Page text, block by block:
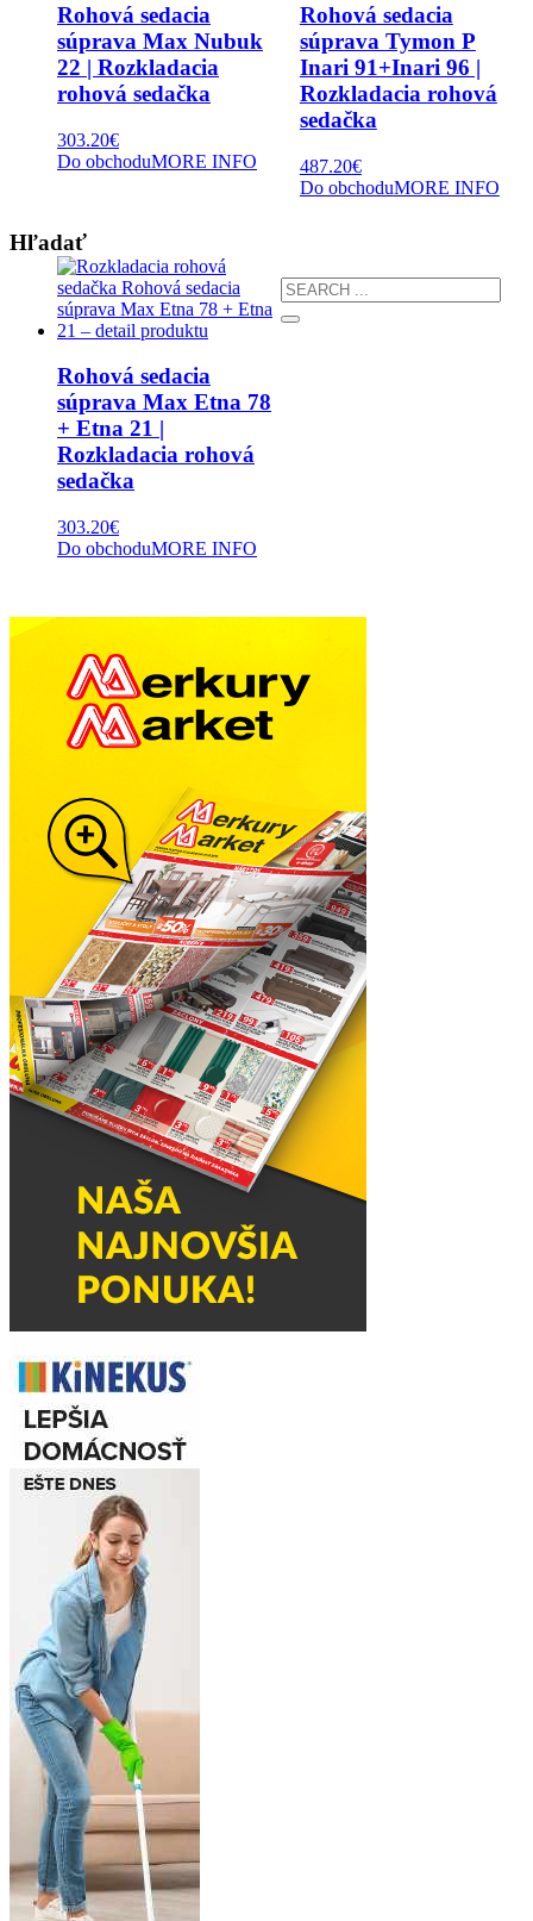
Rohová sedacia
súprava Max Nubuk
22 | Rozkladacia
rohová sedačka
303.20€
Do obchoduMORE INFO
Rohová sedacia
súprava Tymon P
Inari 91+Inari 96 |
Rozkladacia rohová
sedačka
487.20€
Do obchoduMORE INFO
Rohová sedacia
súprava Max Etna 78
+ Etna 21 |
Rozkladacia rohová
sedačka
303.20€
Do obchoduMORE INFO
Hľadať